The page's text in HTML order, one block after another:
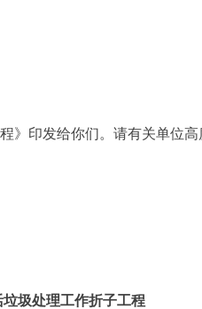
印发给你们。请有关单位高
圾处理工作折子工程